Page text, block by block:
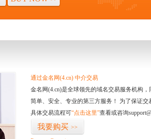
通过金名网(4.cn) 中介交易
金名网(4.cn)是全球领先的域名交易服务机构
简单、安全、专业的第三方服务！ 为了保证
具体交易流程可“点击这里”查看或咨询
我要购买 >>